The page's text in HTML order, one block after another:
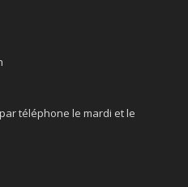
téléphone le mardi et le